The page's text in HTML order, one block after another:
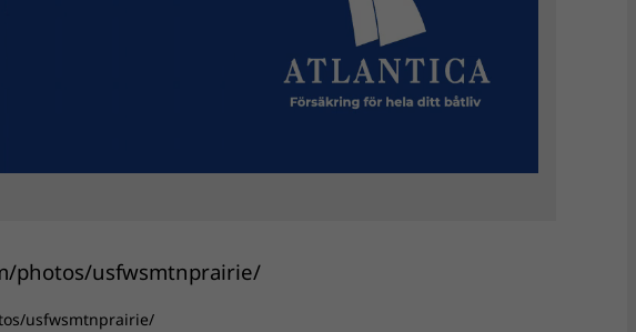
usfwsmtnprairie/